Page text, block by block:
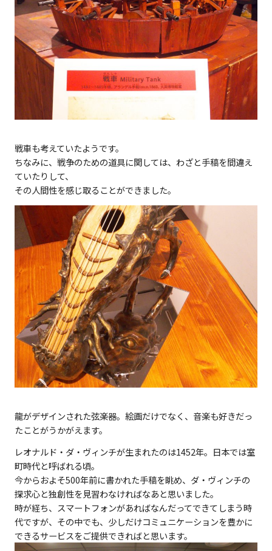
戦車も考えていたようです。
ちなみに、戦争のための道具に関しては、わざと手稿を間違え
ていたりして、
その人間性を感じ取ることができました。
龍がデザインされた弦楽器。絵画だけでなく、音楽も好きだっ
たことがうかがえます。
レオナルド・ダ・ヴィンチが生まれたのは1452年。日本では室
町時代と呼ばれる頃。
今からおよそ500年前に書かれた手稿を眺め、ダ・ヴィンチの
探求心と独創性を見習わなければなあと思いました。
時が経ち、スマートフォンがあればなんだってできてしまう時
代ですが、その中でも、少しだけコミュニケーションを豊かに
できるサービスをご提供できればと思います。